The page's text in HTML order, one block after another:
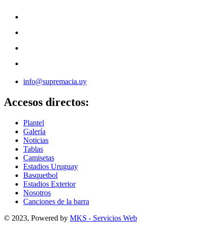
info@supremacia.uy
Accesos directos:
Plantel
Galería
Noticias
Tablas
Camisetas
Estadios Uruguay
Basquetbol
Estadios Exterior
Nosotros
Canciones de la barra
© 2023, Powered by MKS - Servicios Web